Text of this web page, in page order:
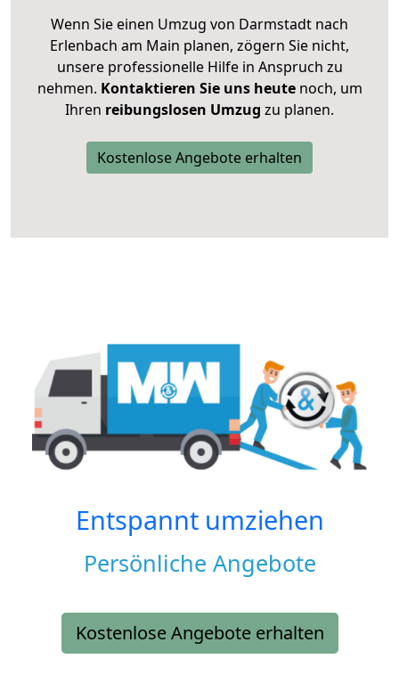
Wenn Sie einen Umzug von Darmstadt nach
Erlenbach am Main planen, zögern Sie nicht,
unsere professionelle Hilfe in Anspruch zu
nehmen. Kontaktieren Sie uns heutenoch, um
Ihren reibungslosen Umzug zu planen.
Kostenlose Angebote erhalten
Entspannt umziehen
Persönliche Angebote
Kostenlose Angebote erhalten